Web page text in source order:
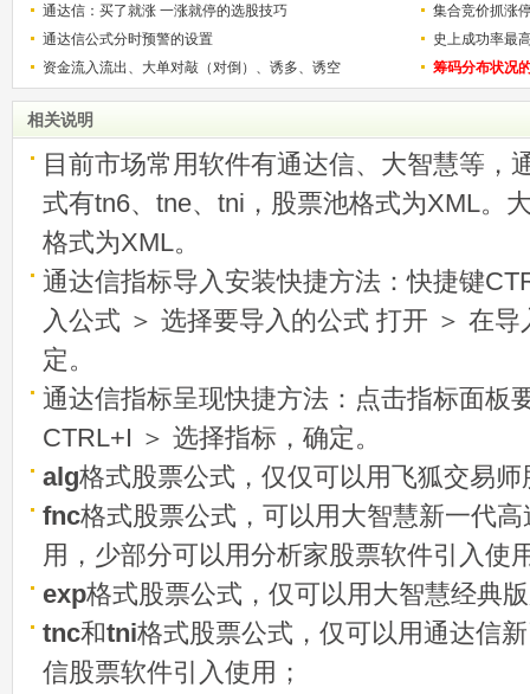
用
通达信：买了就涨 一涨就停的选股技巧
集合竞价抓涨
通达信公式分时预警的设置
史上成功率最
称选股法宝！
资金流入流出、大单对敲（对倒）、诱多、诱空 筹码分布状况
相关说明
目前市场常用软件有通达信、大智慧等，
式有tn6、tne、tni，股票池格式为XML。
格式为XML。
通达信指标导入安装快捷方法：快捷键
入公式 ＞ 选择要导入的公式 打开 ＞ 在
定。
通达信指标呈现快捷方法：点击指标面板
CTRL+I ＞ 选择指标，确定。
alg格式股票公式，仅仅可以用飞狐交易
fnc格式股票公式，可以用大智慧新一代
用，少部分可以用分析家股票软件引入使
exp格式股票公式，仅可以用大智慧经典
tnc和tni格式股票公式，仅可以用通达信
信股票软件引入使用；